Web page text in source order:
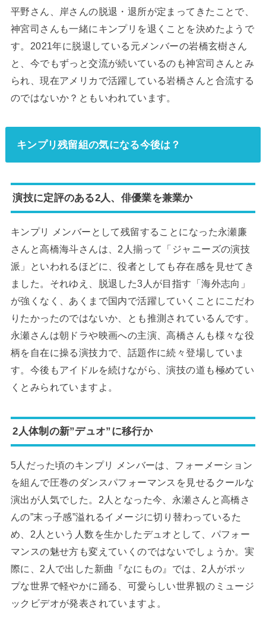
平野さん、岸さんの脱退・退所が定まってきたことで、
神宮司さんも一緒にキンプリを退くことを決めたようで
す。2021年に脱退している元メンバーの岩橋玄樹さん
と、今でもずっと交流が続いているのも神宮司さんとみ
られ、現在アメリカで活躍している岩橋さんと合流する
のではないか？ともいわれています。
キンプリ残留組の気になる今後は？
演技に定評のある2人、俳優業を兼業か
キンプリ メンバーとして残留することになった永瀬廉
さんと高橋海斗さんは、2人揃って「ジャニーズの演技
派」といわれるほどに、役者としても存在感を見せてき
ました。それゆえ、脱退した3人が目指す「海外志向」
が強くなく、あくまで国内で活躍していくことにこだわ
りたかったのではないか、とも推測されているんです。
永瀬さんは朝ドラや映画への主演、高橋さんも様々な役
柄を自在に操る演技力で、話題作に続々登場していま
す。今後もアイドルを続けながら、演技の道も極めてい
くとみられていますよ。
2人体制の新”デュオ”に移行か
5人だった頃のキンプリ メンバーは、フォーメーション
を組んで圧巻のダンスパフォーマンスを見せるクールな
演出が人気でした。2人となった今、永瀬さんと高橋さ
んの”末っ子感”溢れるイメージに切り替わっているた
め、2人という人数を生かしたデュオとして、パフォー
マンスの魅せ方も変えていくのではないでしょうか。実
際に、2人で出した新曲『なにもの』では、2人がポッ
プな世界で軽やかに踊る、可愛らしい世界観のミュージ
ックビデオが発表されていますよ。